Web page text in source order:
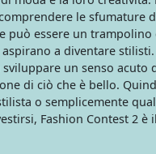
le sfumature
può essere un
a diventare
un senso acuto
di ciò che è bello.
o semplicemente
Fashion Contest 2 è